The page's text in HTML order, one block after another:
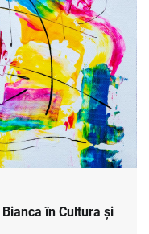
în Cultura și